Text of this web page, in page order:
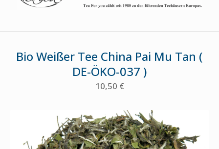
Bio Weißer Tee China Pai Mu Tan (
DE-ÖKO-037 )
10,50 €